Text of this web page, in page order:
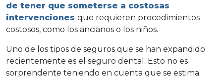
de tener que someterse a costosas
intervenciones que requieren procedimientos
costosos, como los ancianos o los niños.
Uno de los tipos de seguros que se han expandido
recientemente es el seguro dental. Esto no es
sorprendente teniendo en cuenta que se estima